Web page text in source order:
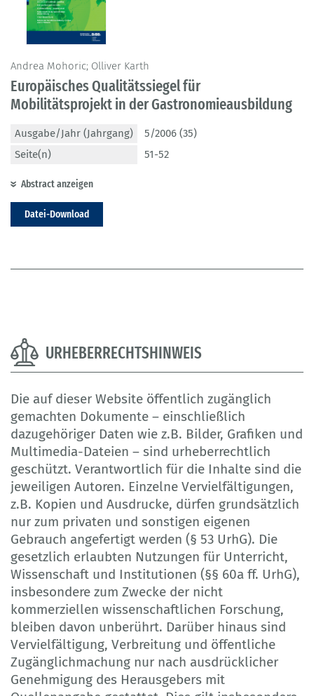
Andrea Mohoric; Olliver Karth
Europäisches Qualitätssiegel für
Mobilitätsprojekt in der Gastronomieausbildung
Ausgabe/Jahr (Jahrgang)
5/2006 (35)
Seite(n)
51-52
Abstract anzeigen
Datei-Download
URHEBERRECHTSHINWEIS
Die auf dieser Website öffentlich zugänglich
gemachten Dokumente – einschließlich
dazugehöriger Daten wie z.B. Bilder, Grafiken und
Multimedia-Dateien – sind urheberrechtlich
geschützt. Verantwortlich für die Inhalte sind die
jeweiligen Autoren. Einzelne Vervielfältigungen,
z.B. Kopien und Ausdrucke, dürfen grundsätzlich
nur zum privaten und sonstigen eigenen
Gebrauch angefertigt werden (§ 53 UrhG). Die
gesetzlich erlaubten Nutzungen für Unterricht,
Wissenschaft und Institutionen (§§ 60a ff. UrhG),
insbesondere zum Zwecke der nicht
kommerziellen wissenschaftlichen Forschung,
bleiben davon unberührt. Darüber hinaus sind
Vervielfältigung, Verbreitung und öffentliche
Zugänglichmachung nur nach ausdrücklicher
Genehmigung des Herausgebers mit